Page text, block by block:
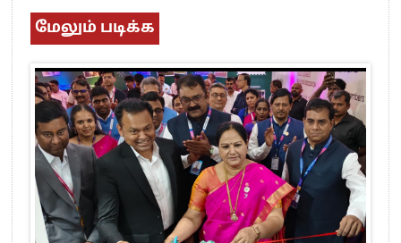
மேலும் படிக்க